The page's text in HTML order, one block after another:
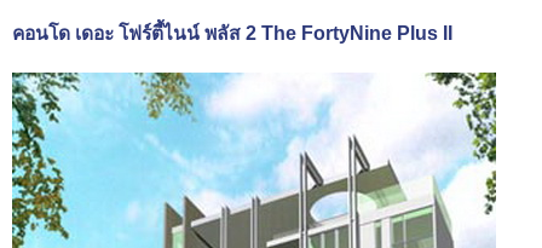
คอนโด เดอะ โฟร์ตี้ไนน์ พลัส 2 The FortyNine Plus II